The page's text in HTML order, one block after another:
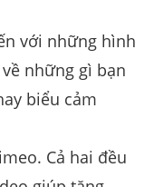
với những hình
những gì bạn
biểu cảm
Cả hai đều